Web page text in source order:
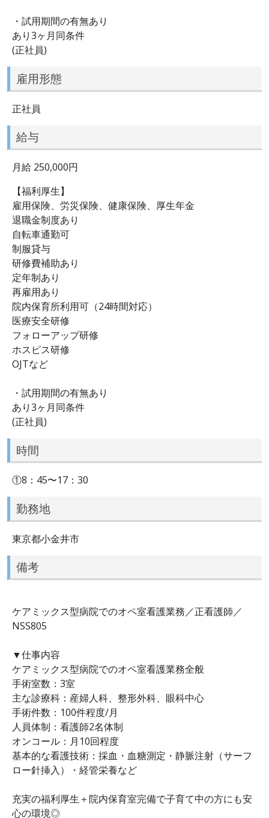
・試用期間の有無あり
あり3ヶ月同条件
(正社員)
雇用形態
正社員
給与
月給 250,000円
【福利厚生】
雇用保険、労災保険、健康保険、厚生年金
退職金制度あり
自転車通勤可
制服貸与
研修費補助あり
定年制あり
再雇用あり
院内保育所利用可（24時間対応）
医療安全研修
フォローアップ研修
ホスピス研修
OJTなど
・試用期間の有無あり
あり3ヶ月同条件
(正社員)
時間
①8：45〜17：30
勤務地
東京都小金井市
備考
ケアミックス型病院でのオペ室看護業務／正看護師／
NSS805
▼仕事内容
ケアミックス型病院でのオペ室看護業務全般
手術室数：3室
主な診療科：産婦人科、整形外科、眼科中心
手術件数：100件程度/月
人員体制：看護師2名体制
オンコール：月10回程度
基本的な看護技術：採血・血糖測定・静脈注射（サーフ
ロー針挿入）・経管栄養など
充実の福利厚生＋院内保育室完備で子育て中の方にも安
心の環境◎